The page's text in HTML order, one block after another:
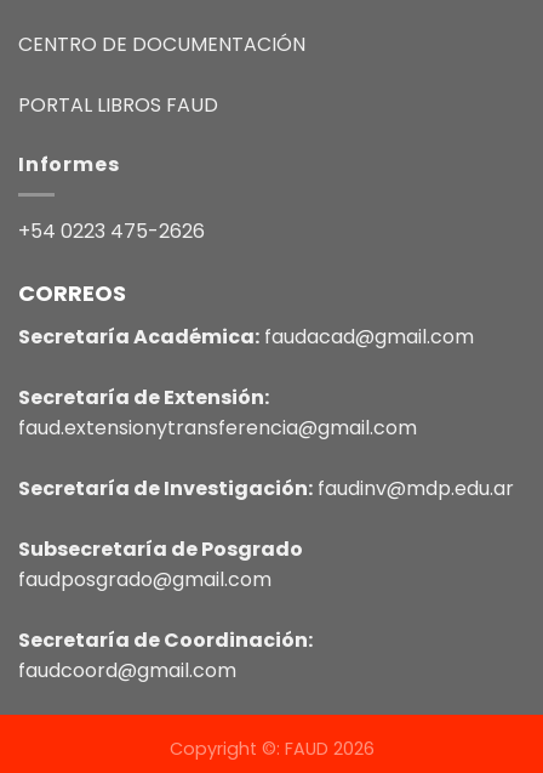
CENTRO DE DOCUMENTACIÓN
PORTAL LIBROS FAUD
Informes
+54 0223 475-2626
CORREOS
Secretaría Académica: faudacad@gmail.com
Secretaría de Extensión:
faud.extensionytransferencia@gmail.com
Secretaría de Investigación: faudinv@mdp.edu.ar
Subsecretaría de Posgrado
faudposgrado@gmail.com
Secretaría de Coordinación:
faudcoord@gmail.com
Copyright ©: FAUD 2026